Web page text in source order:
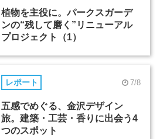
植物を主役に。パークスガーデ
ンの“残して磨く”リニューアル
プロジェクト（1）
レポート 7/8
五感でめぐる、金沢デザイン
旅。建築・工芸・香りに出会う4
つのスポット